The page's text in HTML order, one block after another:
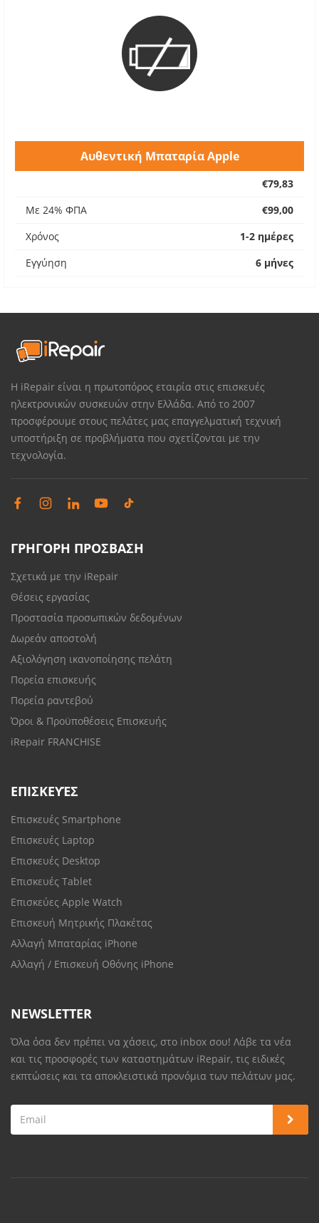
Αυθεντική Μπαταρία Apple
€79,83
Με 24% ΦΠΑ
€99,00
Χρόνος
1-2 ημέρες
Εγγύηση
6 μήνες
Η iRepair είναι η πρωτοπόρος εταιρία στις επισκευές
ηλεκτρονικών συσκευών στην Ελλάδα. Από το 2007
προσφέρουμε στους πελάτες μας επαγγελματική τεχνική
υποστήριξη σε προβλήματα που σχετίζονται με την
τεχνολογία.
ΓΡΗΓΟΡΗ ΠΡΟΣΒΑΣΗ
Σχετικά με την iRepair
Θέσεις εργασίας
Προστασία προσωπικών δεδομένων
Δωρεάν αποστολή
Αξιολόγηση ικανοποίησης πελάτη
Πορεία επισκευής
Πορεία ραντεβού
Όροι & Προϋποθέσεις Επισκευής
iRepair FRANCHISE
ΕΠΙΣΚΕΥΈΣ
Επισκευές Smartphone
Επισκευές Laptop
Επισκευές Desktop
Επισκευές Tablet
Επισκεύες Apple Watch
Επισκευή Μητρικής Πλακέτας
Αλλαγή Μπαταρίας iPhone
Αλλαγή / Επισκευή Οθόνης iPhone
NEWSLETTER
Όλα όσα δεν πρέπει να χάσεις, στο inbox σου! Λάβε τα νέα
και τις προσφορές των καταστημάτων iRepair, τις ειδικές
εκπτώσεις και τα αποκλειστικά προνόμια των πελάτων μας.